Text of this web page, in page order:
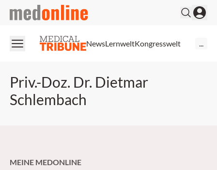
medonline
NewsLernweltKongresswelt
Priv.-Doz. Dr. Dietmar
Schlembach
MEINE MEDONLINE